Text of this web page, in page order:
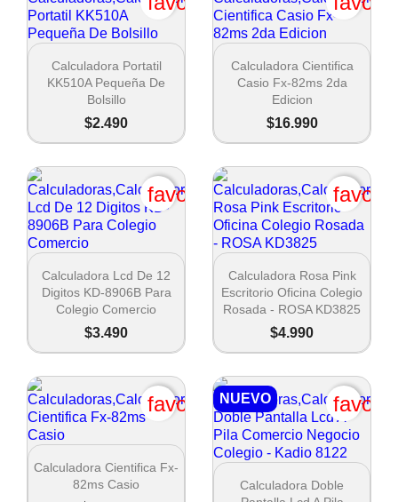
 Vista rápida
Calculadora Portatil
KK510A Pequeña De
Bolsillo
$2.490
 Vista rápida
Calculadora Cientifica
Casio Fx-82ms 2da
Edicion
$16.990
 Vista rápida
Calculadora Lcd De 12
Digitos KD-8906B Para
Colegio Comercio
$3.490
favorite_border
 Vista rápida
Calculadora Rosa Pink
Escritorio Oficina Colegio
Rosada - ROSA KD3825
$4.990
 Vista rápida
Calculadora Cientifica Fx-
82ms Casio
favorite_border
 Vista rápida
Calculadora Doble
NUEVO
Crear lista de deseos
Nombre de la lista de deseos
Crear lista de deseos